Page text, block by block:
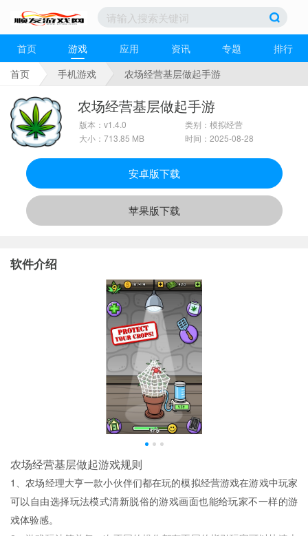
首页 游戏 应用 资讯 专题
排行
首页
手机游戏 农场经营基层做起手游
农场经营基层做起手游
版本：v1.4.0
大小：713.85 MB
类别：模拟经营
时间：2025-08-28
安卓版下载
苹果版下载
软件介绍
农场经营基层做起游戏规则
1、农场经理大亨一款小伙伴们都在玩的模拟经营游戏在游戏中玩家
可以自由选择玩法模式清新脱俗的游戏画面也能给玩家不一样的游
戏体验感。